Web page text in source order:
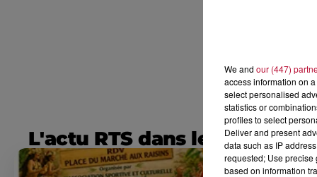
L'actu RTS dans le Sud
We and our (447)
access information on
select personalised
statistics or
profiles to select
Deliver and present
data such as IP
requested; Use precise
based on information